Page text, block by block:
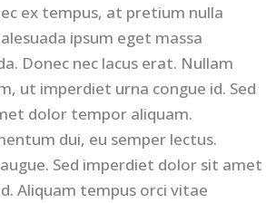
ex tempus, at pretium nulla
ipsum eget massa
Donec nec lacus erat. Nullam
ut imperdiet urna congue id. Sed
dolor tempor aliquam.
dui, eu semper lectus.
Sed imperdiet dolor sit amet
Aliquam tempus orci vitae